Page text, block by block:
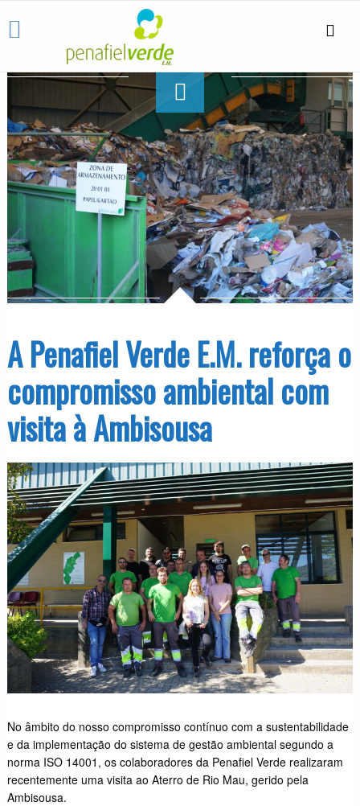
A Penafiel Verde E.M. reforça o
compromisso ambiental com
visita à Ambisousa
No âmbito do nosso compromisso contínuo com a sustentabilidade
e da implementação do sistema de gestão ambiental segundo a
norma ISO 14001, os colaboradores da Penafiel Verde realizaram
recentemente uma visita ao Aterro de Rio Mau, gerido pela
Ambisousa.